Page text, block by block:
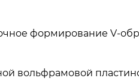
формирование V-
вольфрамовой